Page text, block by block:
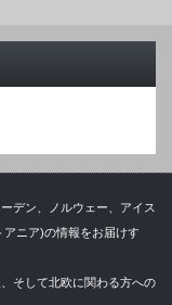
デン、ノルウェー、アイス
ニア)の情報をお届けす
そして北欧に関わる方への